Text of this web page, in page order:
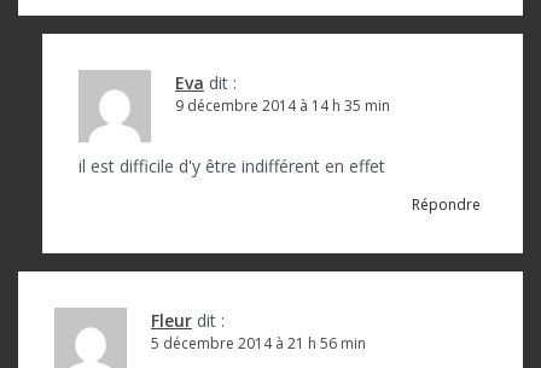
Eva dit :
9 décembre 2014 à 14 h 35 min
il est difficile d'y être indifférent en effet
Répondre
Fleur dit :
5 décembre 2014 à 21 h 56 min